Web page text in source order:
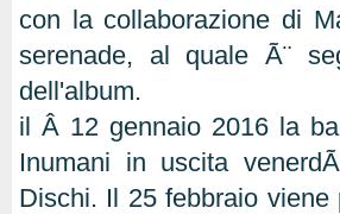
con la collaborazione di
serenade, al quale Ã¨
dell'album.
il Â 12 gennaio 2016 la
Inumani in uscita
Dischi. Il 25 febbraio